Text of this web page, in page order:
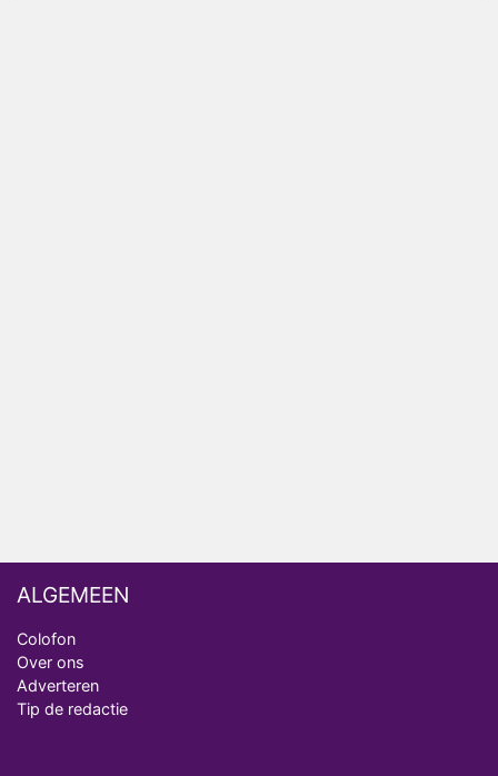
ALGEMEEN
Colofon
Over ons
Adverteren
Tip de redactie